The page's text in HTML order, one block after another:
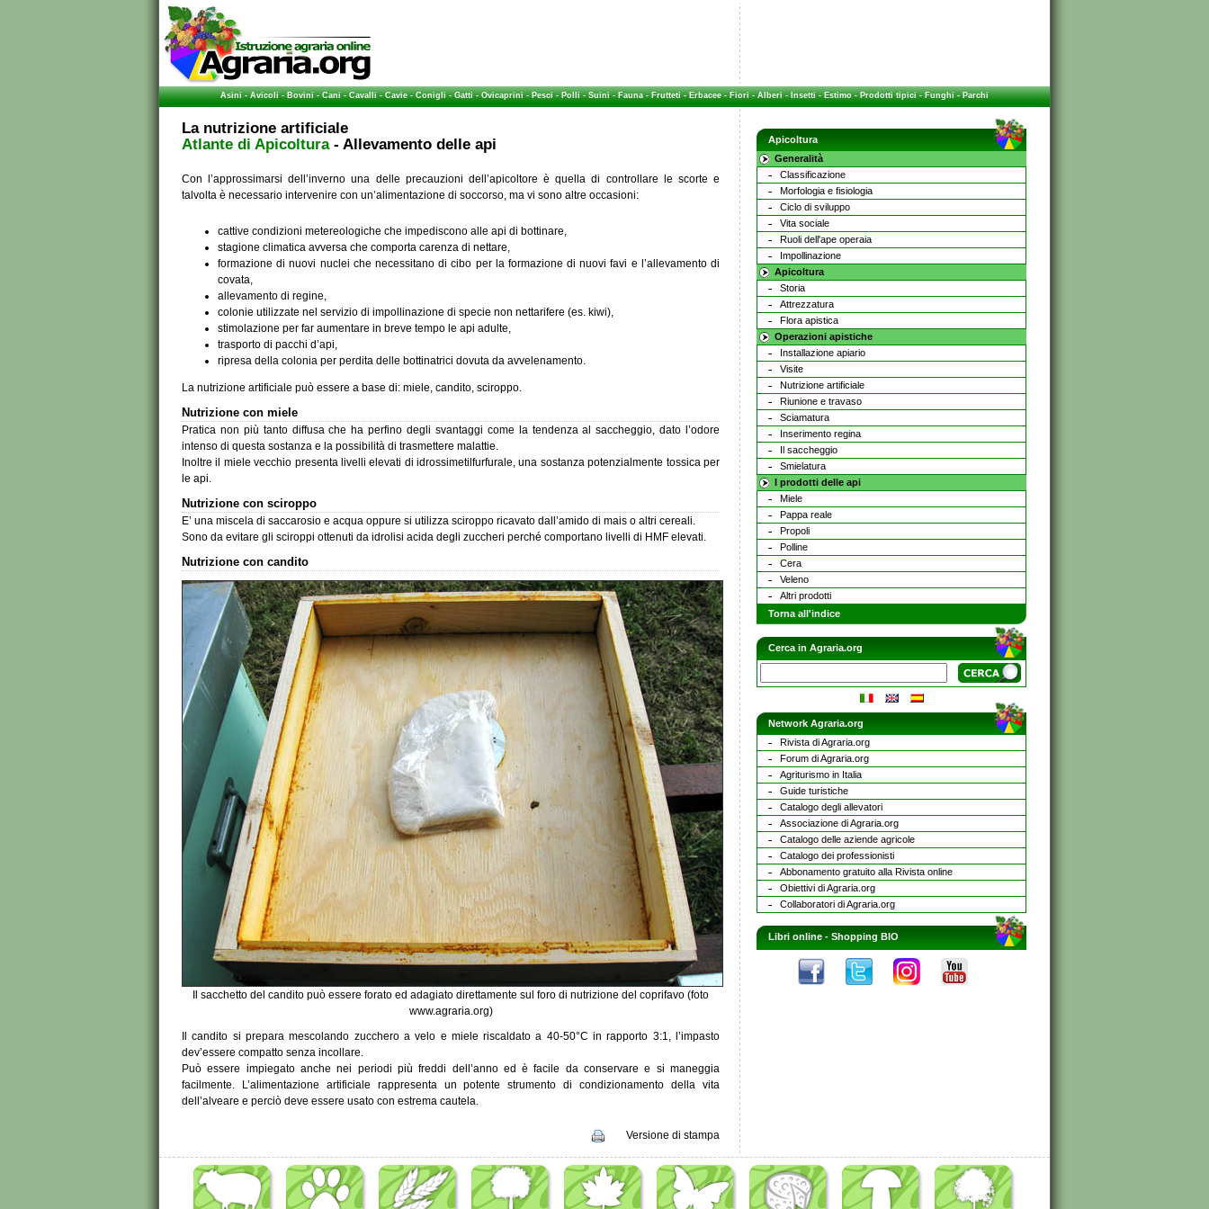
Asini-Avicoli-Bovini-Cani-Cavalli-Cavie-Conigli-Gatti-Ovicaprini-Pesci-Polli-Suini-Fauna-Frutteti-Erbacee-Fiori-Alberi-Insetti-Estimo-Prodotti tipici-Funghi-Parchi
La nutrizione artificiale
Atlante di Apicoltura - Allevamento delle api
Con l’approssimarsi dell’inverno una delle precauzioni dell’apicoltore è quella di controllare le scorte e
talvolta è necessario intervenire con un’alimentazione di soccorso, ma vi sono altre occasioni:
cattive condizioni metereologiche che impediscono alle api di bottinare,
stagione climatica avversa che comporta carenza di nettare,
formazione di nuovi nuclei che necessitano di cibo per la formazione di nuovi favi e l’allevamento di
covata,
allevamento di regine,
colonie utilizzate nel servizio di impollinazione di specie non nettarifere (es. kiwi),
stimolazione per far aumentare in breve tempo le api adulte,
trasporto di pacchi d’api,
ripresa della colonia per perdita delle bottinatrici dovuta da avvelenamento.
La nutrizione artificiale può essere a base di: miele, candito, sciroppo.
Nutrizione con miele
Pratica non più tanto diffusa che ha perfino degli svantaggi come la tendenza al saccheggio, dato l’odore
intenso di questa sostanza e la possibilità di trasmettere malattie.
Inoltre il miele vecchio presenta livelli elevati di idrossimetilfurfurale, una sostanza potenzialmente tossica per
le api.
Nutrizione con sciroppo
E’ una miscela di saccarosio e acqua oppure si utilizza sciroppo ricavato dall’amido di mais o altri cereali.
Sono da evitare gli sciroppi ottenuti da idrolisi acida degli zuccheri perché comportano livelli di HMF elevati.
Nutrizione con candito
Il sacchetto del candito può essere forato ed adagiato direttamente sul foro di nutrizione del coprifavo (foto
www.agraria.org)
Il candito si prepara mescolando zucchero a velo e miele riscaldato a 40-50°C in rapporto 3:1, l’impasto
dev’essere compatto senza incollare.
Può essere impiegato anche nei periodi più freddi dell’anno ed è facile da conservare e si maneggia
facilmente. L’alimentazione artificiale rappresenta un potente strumento di condizionamento della vita
dell’alveare e perciò deve essere usato con estrema cautela.
Versione di stampa
Apicoltura
Generalità
Classificazione
Morfologia e fisiologia
Ciclo di sviluppo
Vita sociale
Ruoli dell'ape operaia
Impollinazione
Apicoltura
Storia
Attrezzatura
Flora apistica
Operazioni apistiche
Installazione apiario
Visite
Nutrizione artificiale
Riunione e travaso
Sciamatura
Inserimento regina
Il saccheggio
Smielatura
I prodotti delle api
Miele
Pappa reale
Propoli
Polline
Cera
Veleno
Altri prodotti
Torna all'indice
Cerca in Agraria.org
Network Agraria.org
Rivista di Agraria.org
Forum di Agraria.org
Agriturismo in Italia
Guide turistiche
Catalogo degli allevatori
Associazione di Agraria.org
Catalogo delle aziende agricole
Catalogo dei professionisti
Abbonamento gratuito alla Rivista online
Obiettivi di Agraria.org
Collaboratori di Agraria.org
Libri online - Shopping BIO